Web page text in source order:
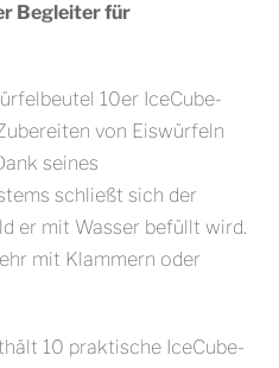
Begleiter für
10er IceCube-
von Eiswürfeln
seines
schließt sich der
er mit Wasser befüllt wird.
mit Klammern oder
10 praktische IceCube-